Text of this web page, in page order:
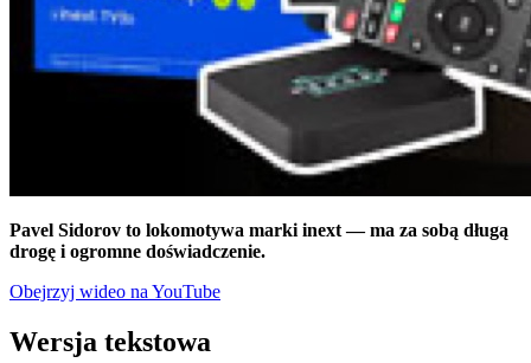
Pavel Sidorov to lokomotywa marki inext — ma za sobą długą
drogę i ogromne doświadczenie.
Obejrzyj wideo na YouTube
Wersja tekstowa